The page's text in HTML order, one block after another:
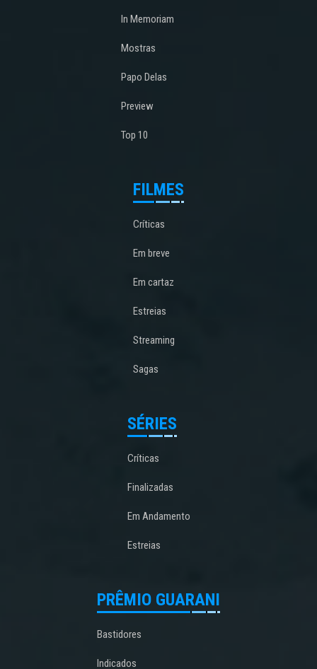
In Memoriam
Mostras
Papo Delas
Preview
Top 10
FILMES
Críticas
Em breve
Em cartaz
Estreias
Streaming
Sagas
SÉRIES
Críticas
Finalizadas
Em Andamento
Estreias
PRÊMIO GUARANI
Bastidores
Indicados